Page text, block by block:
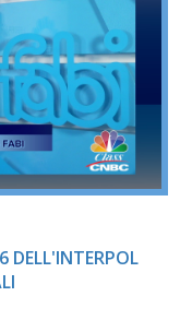
DELL'INTERPOL